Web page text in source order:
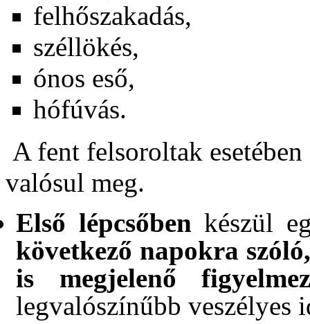
felhőszakadás,
széllökés,
ónos eső,
hófúvás.
A fent felsoroltak
valósul meg.
Első lépcsőben készül
következő napokra
is megjelenő
legvalószínűbb veszélyes